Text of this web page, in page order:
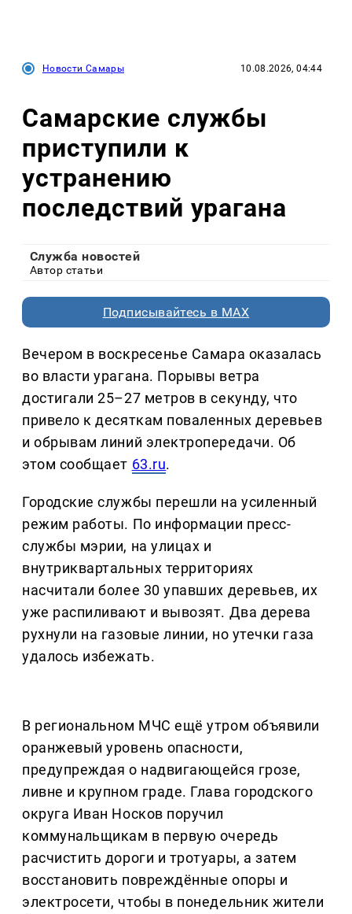
Новости Самары 10.08.2026, 04:44
Самарские службы
приступили к
устранению
последствий урагана
Служба новостей
Автор статьи
Подписывайтесь в MAX
Вечером в воскресенье Самара оказалась
во власти урагана. Порывы ветра
достигали 25–27 метров в секунду, что
привело к десяткам поваленных деревьев
и обрывам линий электропередачи. Об
этом сообщает 63.ru.
Городские службы перешли на усиленный
режим работы. По информации пресс-
службы мэрии, на улицах и
внутриквартальных территориях
насчитали более 30 упавших деревьев, их
уже распиливают и вывозят. Два дерева
рухнули на газовые линии, но утечки газа
удалось избежать.
В региональном МЧС ещё утром объявили
оранжевый уровень опасности,
предупреждая о надвигающейся грозе,
ливне и крупном граде. Глава городского
округа Иван Носков поручил
коммунальщикам в первую очередь
расчистить дороги и тротуары, а затем
восстановить повреждённые опоры и
электросети, чтобы в понедельник жители